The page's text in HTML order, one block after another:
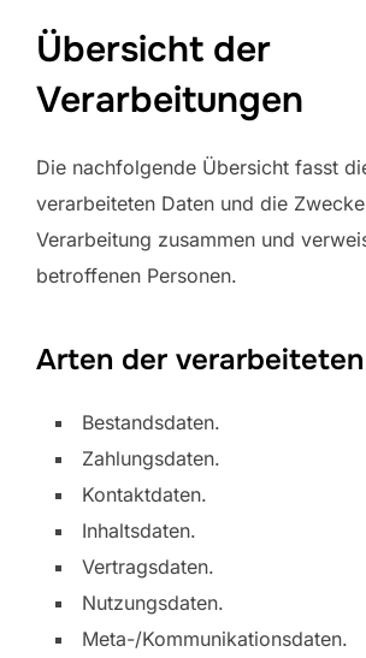
Übersicht der
Verarbeitungen
Die nachfolgende Übersicht fasst
verarbeiteten Daten und die
Verarbeitung zusammen und
betroffenen Personen.
Arten der
Bestandsdaten.
Zahlungsdaten.
Kontaktdaten.
Inhaltsdaten.
Vertragsdaten.
Nutzungsdaten.
Meta-/Kommunikationsdaten.